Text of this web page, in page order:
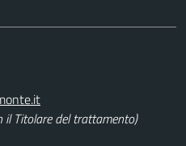
il Titolare del trattamento)